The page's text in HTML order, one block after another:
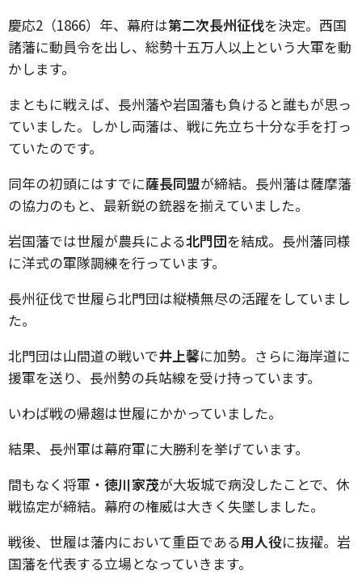
慶応2 （1866）年、幕府は第二次長州征伐を決定。西国
諸藩に動員令を出し、総勢十五万人以上という大軍を動
かします。
まともに戦えば、長州藩や岩国藩も負けると誰もが思っ
ていました。しかし両藩は、戦に先立ち十分な手を打っ
ていたのです。
同年の初頭にはすでに薩長同盟が締結。長州藩は薩摩藩
の協力のもと、最新鋭の銃器を揃えていました。
岩国藩では世履が農兵による北門団を結成。長州藩同様
に洋式の軍隊調練を行っています。
長州征伐で世履ら北門団は縦横無尽の活躍をしていまし
た。
北門団は山間道の戦いで井上馨に加勢。さらに海岸道に
援軍を送り、長州勢の兵站線を受け持っています。
いわば戦の帰趨は世履にかかっていました。
結果、長州軍は幕府軍に大勝利を挙げています。
間もなく将軍・ 徳川家茂が大坂城で病没したことで、休
戦協定が締結。幕府の権威は大きく失墜しました。
戦後、世履は藩内において重臣である用人役に抜擢。岩
国藩を代表する立場となっていきます。